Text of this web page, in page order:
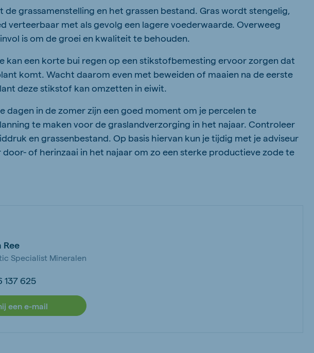
grassamenstelling en het grassen bestand. Gras wordt stengelig,
verteerbaar met als gevolg een lagere voederwaarde. Overweeg
is om de groei en kwaliteit te behouden.
kan een korte bui regen op een stikstofbemesting ervoor zorgen dat
komt. Wacht daarom even met beweiden of maaien na de eerste
deze stikstof kan omzetten in eiwit.
dagen in de zomer zijn een goed moment om je percelen te
te maken voor de graslandverzorging in het najaar. Controleer
en grassenbestand. Op basis hiervan kun je tijdig met je adviseur
door- of herinzaai in het najaar om zo een sterke productieve zode te
Ree
Specialist Mineralen
137 625
een e-mail